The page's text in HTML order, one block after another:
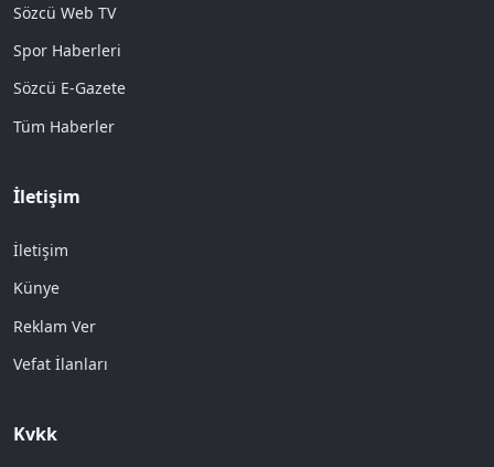
Sözcü Web TV
Spor Haberleri
Sözcü E-Gazete
Tüm Haberler
İletişim
İletişim
Künye
Reklam Ver
Vefat İlanları
Kvkk